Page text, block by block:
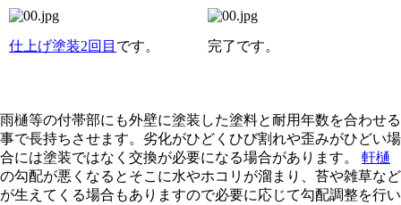
仕上げ塗装2回目 です。 完了です。
雨樋等の付帯部にも外壁に塗装した塗料と耐用年数を合わせる
事で長持ちさせます。劣化がひどくひび割れや歪みがひどい場
合には塗装ではなく交換が必要になる場合があります。 軒樋
の勾配が悪くなるとそこに水やホコリが溜まり、苔や雑草など
が生えてくる場合もありますので必要に応じて勾配調整を行い